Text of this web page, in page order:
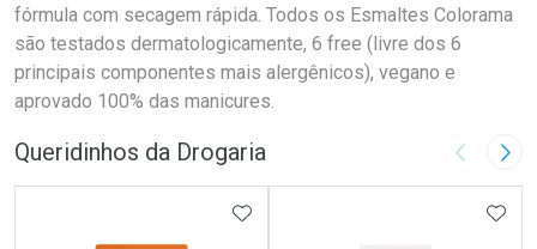
fórmula com secagem rápida. Todos os Esmaltes Colorama
são testados dermatologicamente, 6 free (livre dos 6
principais componentes mais alergênicos), vegano e
aprovado 100% das manicures.
Queridinhos da Drogaria Imagem
ADICIONAR AOS FAVORITOS